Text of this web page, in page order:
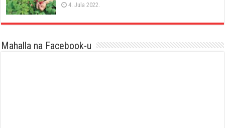
4. Jula 2022.
Mahalla na Facebook-u